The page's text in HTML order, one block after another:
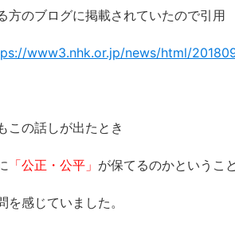
方のブログに掲載されていたので引用
www3.nhk.or.jp/news/html/
この話しが出たとき
「公正・公平」 が保てるのかというこ
を感じていました。